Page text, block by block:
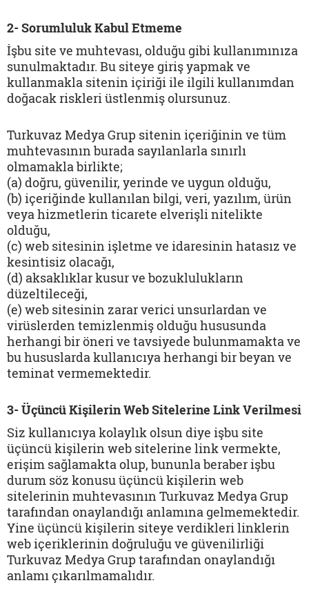
2- Sorumluluk Kabul Etmeme
İşbu site ve muhtevası, olduğu gibi kullanımınıza
sunulmaktadır. Bu siteye giriş yapmak ve
kullanmakla sitenin içiriği ile ilgili kullanımdan
doğacak riskleri üstlenmiş olursunuz.
Turkuvaz Medya Grup sitenin içeriğinin ve tüm
muhtevasının burada sayılanlarla sınırlı
olmamakla birlikte;
(a) doğru, güvenilir, yerinde ve uygun olduğu,
(b) içeriğinde kullanılan bilgi, veri, yazılım, ürün
veya hizmetlerin ticarete elverişli nitelikte
olduğu,
(c) web sitesinin işletme ve idaresinin hatasız ve
kesintisiz olacağı,
(d) aksaklıklar kusur ve bozuklulukların
düzeltileceği,
(e) web sitesinin zarar verici unsurlardan ve
virüslerden temizlenmiş olduğu hususunda
herhangi bir öneri ve tavsiyede bulunmamakta ve
bu hususlarda kullanıcıya herhangi bir beyan ve
teminat vermemektedir.
3- Üçüncü Kişilerin Web Sitelerine Link Verilmesi
Siz kullanıcıya kolaylık olsun diye işbu site
üçüncü kişilerin web sitelerine link vermekte,
erişim sağlamakta olup, bununla beraber işbu
durum söz konusu üçüncü kişilerin web
sitelerinin muhtevasının Turkuvaz Medya Grup
tarafından onaylandığı anlamına gelmemektedir.
Yine üçüncü kişilerin siteye verdikleri linklerin
web içeriklerinin doğruluğu ve güvenilirliği
Turkuvaz Medya Grup tarafından onaylandığı
anlamı çıkarılmamalıdır.